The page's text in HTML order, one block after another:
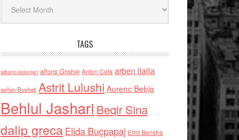
TAGS
albano kolonjari alfons Grishaj Anton Cefa arben llalla
asllan Bushati Astrit Lulushi Aurenc Bebja
Behlul Jashari Beqir Sina
dalip grecaElida Buçpapaj Elmi Berisha